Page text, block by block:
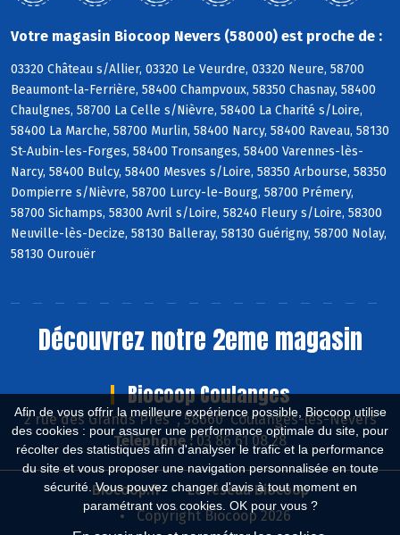
Afin de vous offrir la meilleure expérience possible, Biocoop utilise
des cookies : pour assurer une performance optimale du site, pour
récolter des statistiques afin d'analyser le trafic et la performance
du site et vous proposer une navigation personnalisée en toute
sécurité. Vous pouvez changer d'avis à tout moment en
paramétrant vos cookies. OK pour vous ?
Votre magasin Biocoop Nevers (58000) est proche de :
03320 Château s/Allier, 03320 Le Veurdre, 03320 Neure, 58700
Beaumont-la-Ferrière, 58400 Champvoux, 58350 Chasnay, 58400
Chaulgnes, 58700 La Celle s/Nièvre, 58400 La Charité s/Loire,
58400 La Marche, 58700 Murlin, 58400 Narcy, 58400 Raveau, 58130
St-Aubin-les-Forges, 58400 Tronsanges, 58400 Varennes-lès-
Narcy, 58400 Bulcy, 58400 Mesves s/Loire, 58350 Arbourse, 58350
Dompierre s/Nièvre, 58700 Lurcy-le-Bourg, 58700 Prémery,
58700 Sichamps, 58300 Avril s/Loire, 58240 Fleury s/Loire, 58300
Neuville-lès-Decize, 58130 Balleray, 58130 Guérigny, 58700 Nolay,
58130 Ourouër
Découvrez notre 2eme magasin
Biocoop Coulanges
2 rue des Grands Près , 58660 Coulanges-lès-Nevers
Téléphone :03 86 61 08 28
Biocoop.fr
Le réseau Biocoop
Copyright Biocoop 2026